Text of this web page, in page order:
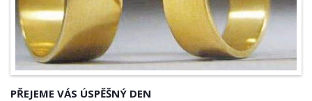
PŘEJEME VÁS ÚSPĚŠNÝ DEN